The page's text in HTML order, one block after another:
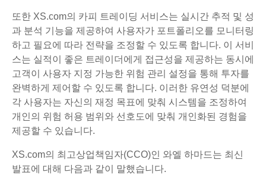
또한 XS.com의 카피 트레이딩 서비스는 실시간 추적 및 성
과 분석 기능을 제공하여 사용자가 포트폴리오를 모니터링
하고 필요에 따라 전략을 조정할 수 있도록 합니다. 이 서비
스는 실적이 좋은 트레이더에게 접근성을 제공하는 동시에
고객이 사용자 지정 가능한 위험 관리 설정을 통해 투자를
완벽하게 제어할 수 있도록 합니다. 이러한 유연성 덕분에
각 사용자는 자신의 재정 목표에 맞춰 시스템을 조정하여
개인의 위험 허용 범위와 선호도에 맞춰 개인화된 경험을
제공할 수 있습니다.
XS.com의 최고상업책임자(CCO)인 와엘 하마드는 최신
발표에 대해 다음과 같이 말했습니다.